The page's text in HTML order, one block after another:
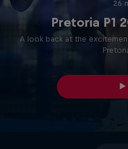
26
Pretoria P1
A look back at the